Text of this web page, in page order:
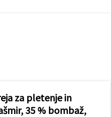
za pletenje in
35 % bombaž,